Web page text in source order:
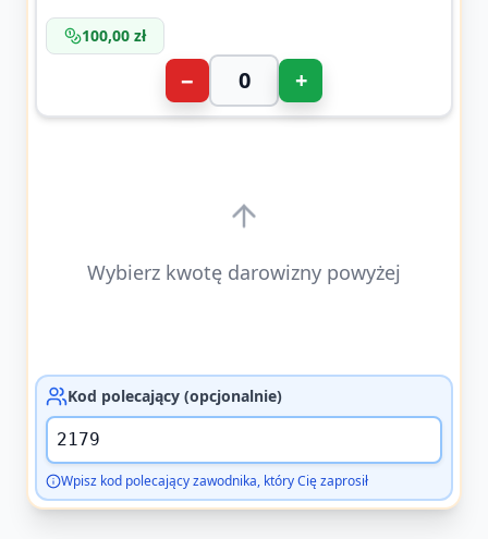
100,00 zł
− +
Wybierz kwotę darowizny powyżej
Kod polecający (opcjonalnie)
Wpisz kod polecający zawodnika, który Cię zaprosił